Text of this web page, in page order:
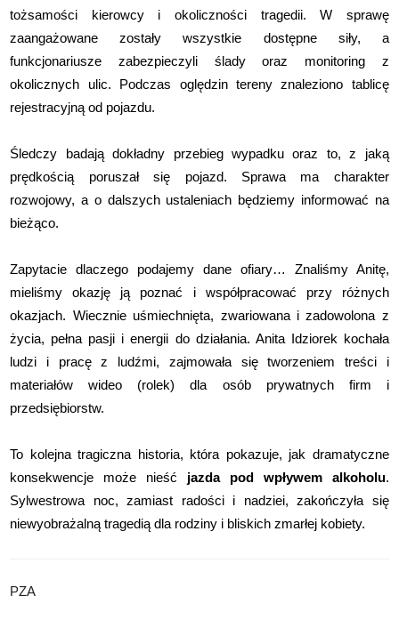
tożsamości kierowcy i okoliczności tragedii. W sprawę
zaangażowane zostały wszystkie dostępne siły, a
funkcjonariusze zabezpieczyli ślady oraz monitoring z
okolicznych ulic. Podczas oględzin tereny znaleziono tablicę
rejestracyjną od pojazdu.
Śledczy badają dokładny przebieg wypadku oraz to, z jaką
prędkością poruszał się pojazd. Sprawa ma charakter
rozwojowy, a o dalszych ustaleniach będziemy informować na
bieżąco.
Zapytacie dlaczego podajemy dane ofiary… Znaliśmy Anitę,
mieliśmy okazję ją poznać i współpracować przy różnych
okazjach. Wiecznie uśmiechnięta, zwariowana i zadowolona z
życia, pełna pasji i energii do działania. Anita Idziorek kochała
ludzi i pracę z ludźmi, zajmowała się tworzeniem treści i
materiałów wideo (rolek) dla osób prywatnych firm i
przedsiębiorstw.
To kolejna tragiczna historia, która pokazuje, jak dramatyczne
konsekwencje może nieść jazda pod wpływem alkoholu.
Sylwestrowa noc, zamiast radości i nadziei, zakończyła się
niewyobrażalną tragedią dla rodziny i bliskich zmarłej kobiety.
PZA